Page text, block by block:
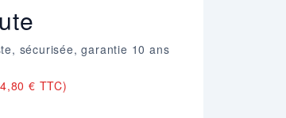
sécurisée, garantie 10 ans
€ TTC)